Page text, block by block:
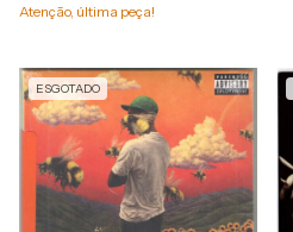
Atenção, última peça!
ESGOTADO